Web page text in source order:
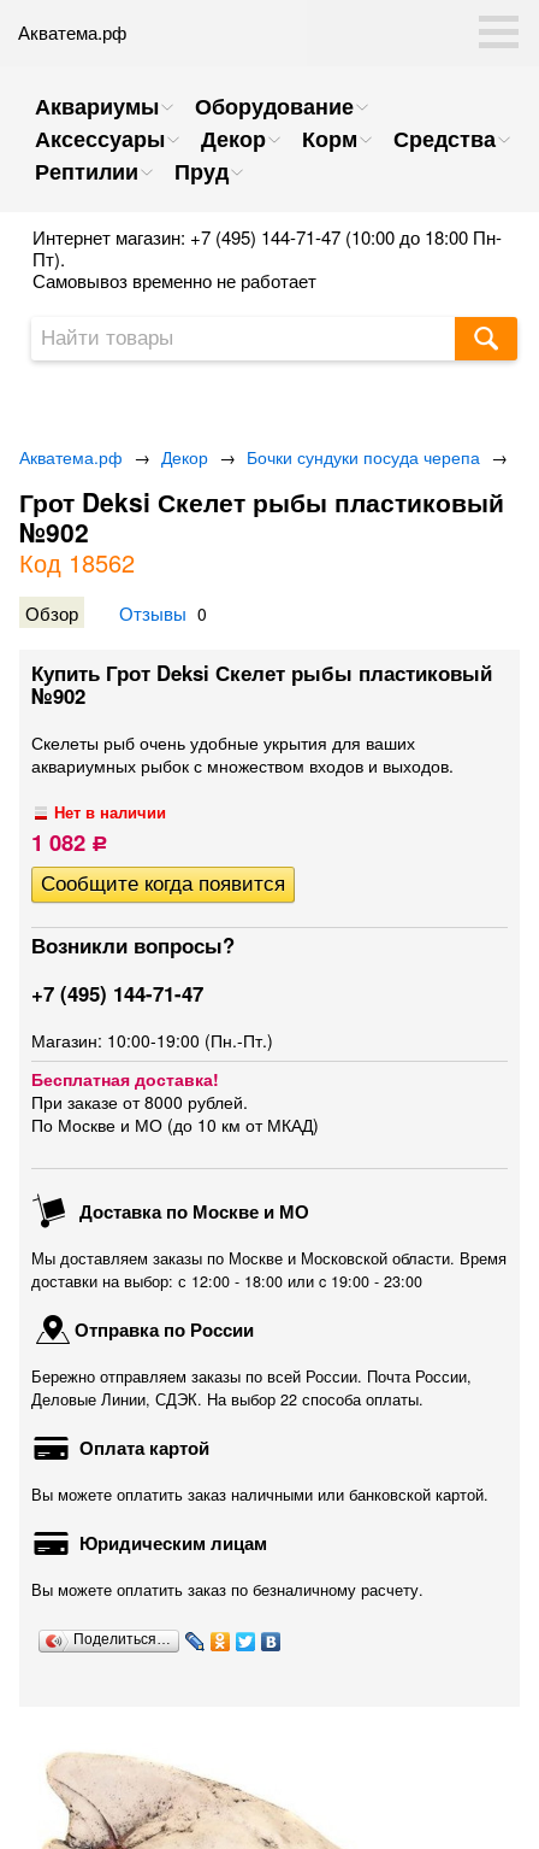
Акватема.рф
Аквариумы
Оборудование
Аксессуары
Декор Корм
Средства
Рептилии
Пруд
Интернет магазин: +7 (495) 144-71-47 (10:00 до 18:00 Пн-
Пт).
Самовывоз временно не работает
Акватема.рф → Декор → Бочки сундуки посуда черепа →
Грот Deksi Скелет рыбы пластиковый
№902
Код 18562
Обзор Отзывы 0
Купить Грот Deksi Скелет рыбы пластиковый
№902
Скелеты рыб очень удобные укрытия для ваших
аквариумных рыбок с множеством входов и выходов.
Нет в наличии
1 082 Р
Возникли вопросы?
+7 (495) 144-71-47
Магазин: 10:00-19:00 (Пн.-Пт.)
Бесплатная доставка!
При заказе от 8000 рублей.
По Москве и МО (до 10 км от МКАД)
Доставка по Москве и МО
Мы доставляем заказы по Москве и Московской области. Время
доставки на выбор: с 12:00 - 18:00 или c 19:00 - 23:00
Отправка по России
Бережно отправляем заказы по всей России. Почта России,
Деловые Линии, СДЭК. На выбор 22 способа оплаты.
Оплата картой
Вы можете оплатить заказ наличными или банковской картой.
Юридическим лицам
Вы можете оплатить заказ по безналичному расчету.
Поделиться…